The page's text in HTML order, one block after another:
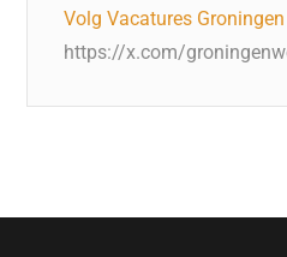
Volg Vacatures
https://x.com/